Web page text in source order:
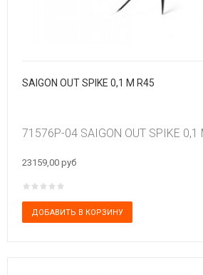
SAIGON OUT SPIKE 0,1 M R45
71576P-04 SAIGON OUT SPIKE 0,1
23159,00 руб